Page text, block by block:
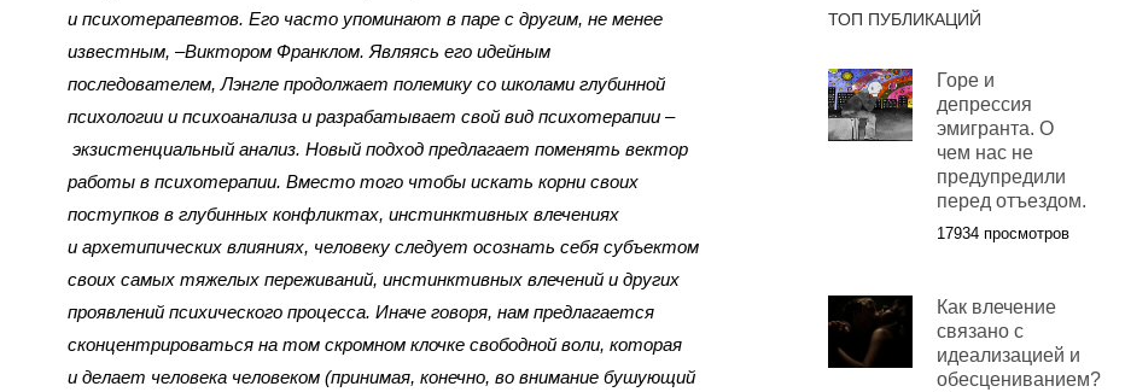
и психотерапевтов. Его часто упоминают в паре с другим, не менее
известным, –Виктором Франклом. Являясь его идейным
последователем, Лэнгле продолжает полемику со школами глубинной
психологии и психоанализа и разрабатывает свой вид психотерапии –
экзистенциальный анализ. Новый подход предлагает поменять вектор
работы в психотерапии. Вместо того чтобы искать корни своих
поступков в глубинных конфликтах, инстинктивных влечениях
и архетипических влияниях, человеку следует осознать себя субъектом
своих самых тяжелых переживаний, инстинктивных влечений и других
проявлений психического процесса. Иначе говоря, нам предлагается
сконцентрироваться на том скромном клочке свободной воли, которая
и делает человека человеком (принимая, конечно, во внимание бушующий
ТОП ПУБЛИКАЦИЙ
Горе и
депрессия
эмигранта. О
чем нас не
предупредили
перед отъездом.
17934 просмотров
Как влечение
связано с
идеализацией и
обесцениванием?